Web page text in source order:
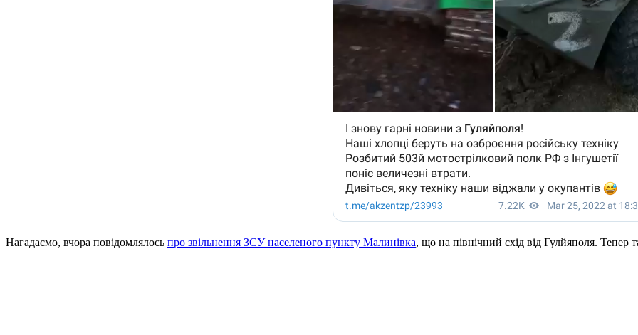
Нагадаємо, вчора повідомлялось про звільнення ЗСУ населеного пункту Малинівка, що на північний схід від Гулйяполя. Тепер